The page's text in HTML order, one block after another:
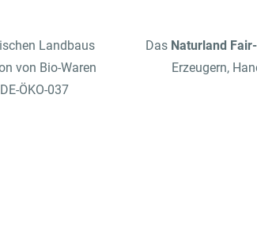
Landbaus
von Bio-Waren
ÖKO-037
Das Naturland
Erzeugern,